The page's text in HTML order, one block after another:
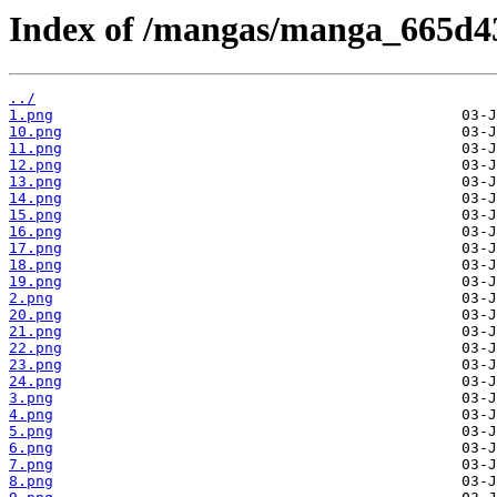
Index of /mangas/
../
1.png
10.png
11.png
12.png
13.png
14.png
15.png
16.png
17.png
18.png
19.png
2.png
20.png
21.png
22.png
23.png
24.png
3.png
4.png
5.png
6.png
7.png
8.png